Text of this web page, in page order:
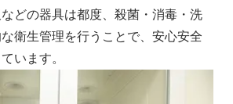
どの器具は都度、殺菌・消毒・洗
衛生管理を行うことで、安心安全
います。